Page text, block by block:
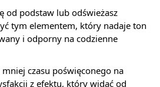
od podstaw lub odświeżasz
tym elementem, który nadaje ton
i odporny na codzienne
czasu poświęconego na
z efektu, który widać od